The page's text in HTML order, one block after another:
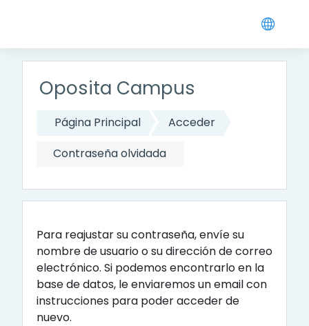
Oposita Campus
Página Principal
Acceder
Contraseña olvidada
Para reajustar su contraseña, envíe su
nombre de usuario o su dirección de correo
electrónico. Si podemos encontrarlo en la
base de datos, le enviaremos un email con
instrucciones para poder acceder de
nuevo.